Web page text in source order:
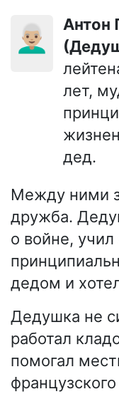
👨🏼‍🦳
Антон Петрович Рыбаков
лет,
дед.
Между ними
дружба.
о войне,
дедом и
Дедушка не
работал
помогал